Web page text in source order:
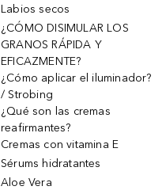
Labios secos
¿CÓMO DISIMULAR LOS
GRANOS RÁPIDA Y
EFICAZMENTE?
¿Cómo aplicar el iluminador?
/ Strobing
¿Qué son las cremas
reafirmantes?
Cremas con vitamina E
Sérums hidratantes
Aloe Vera